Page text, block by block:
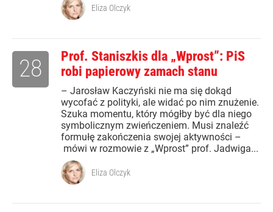
Eliza Olczyk
Prof. Staniszkis dla „Wprost”: PiS
robi papierowy zamach stanu
– Jarosław Kaczyński nie ma się dokąd
wycofać z polityki, ale widać po nim znużenie.
Szuka momentu, który mógłby być dla niego
symbolicznym zwieńczeniem. Musi znaleźć
formułę zakończenia swojej aktywności –
mówi w rozmowie z „Wprost” prof. Jadwiga...
28
Eliza Olczyk